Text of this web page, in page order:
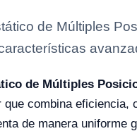
de Múltiples
de Múltiples
combina
de manera